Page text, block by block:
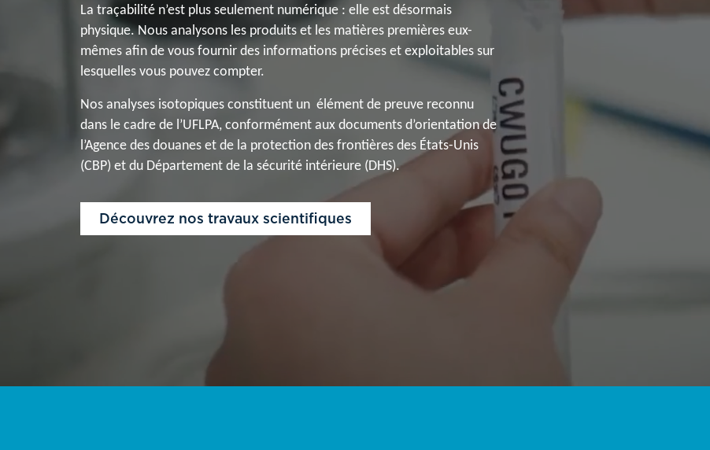
La traçabilité n’est plus seulement numérique : elle est désormais
physique. Nous analysons les produits et les matières premières eux-
mêmes afin de vous fournir des informations précises et exploitables sur
lesquelles vous pouvez compter.
Nos analyses isotopiques constituent un élément de preuve reconnu
dans le cadre de l’UFLPA, conformément aux documents d’orientation de
l’Agence des douanes et de la protection des frontières des États-Unis
(CBP) et du Département de la sécurité intérieure (DHS).
Découvrez nos travaux scientifiques